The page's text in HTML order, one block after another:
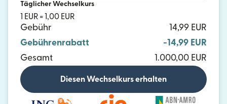
Täglicher Wechselkurs
1 EUR = 1,00 EUR
Gebühr
14,99 EUR
Gebührenrabatt
-14,99 EUR
Gesamt
1.000,00 EUR
Diesen Wechselkurs erhalten